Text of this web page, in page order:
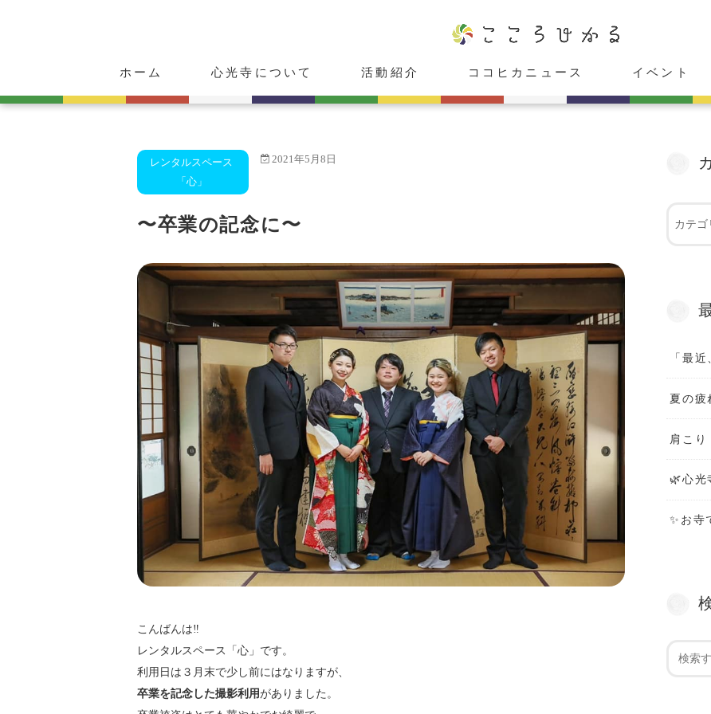
ホーム 心光寺について
ご挨拶
心光寺の歴史
ご朱印・お守り
動物供養のご案内
活動紹介
ココヒカスタジオ
cafeこころひかる
癒し庵「HIKARU」
レンタルスペース「心」
ココヒカメンバー紹介
ココヒカニュース
お知らせ
メディア出演情報
イベント
受付中
受付終了
レンタルスペース
「心」
2021年5月8日
〜卒業の記念に〜
こんばんは‼️
レンタルスペース「心」です。
利用日は３月末で少し前にはなりますが、
卒業を記念した撮影利用がありました。
「最
夏の疲
肩こり
🌿心
✨お寺